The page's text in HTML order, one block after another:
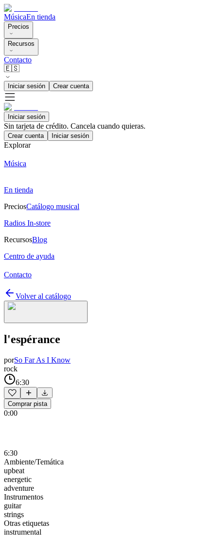
MúsicaEn tienda
Precios
Recursos
Contacto
🇪🇸
Iniciar sesión Crear cuenta
Iniciar sesión
Sin tarjeta de crédito. Cancela cuando quieras.
Crear cuenta Iniciar sesión
Explorar
Música
En tienda
PreciosCatálogo musical
Radios In-store
RecursosBlog
Centro de ayuda
Contacto
Volver al catálogo
l'espérance
porSo Far As I Know
rock
6:30
Comprar pista
0:00
6:30
Ambiente/Temática
upbeat
energetic
adventure
Instrumentos
guitar
strings
Otras etiquetas
instrumental